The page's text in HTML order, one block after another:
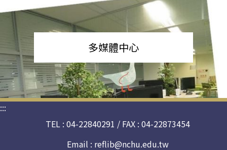
多媒體中心
:::
TEL : 04-22840291 / FAX : 04-22873454
Email : reflib@nchu.edu.tw